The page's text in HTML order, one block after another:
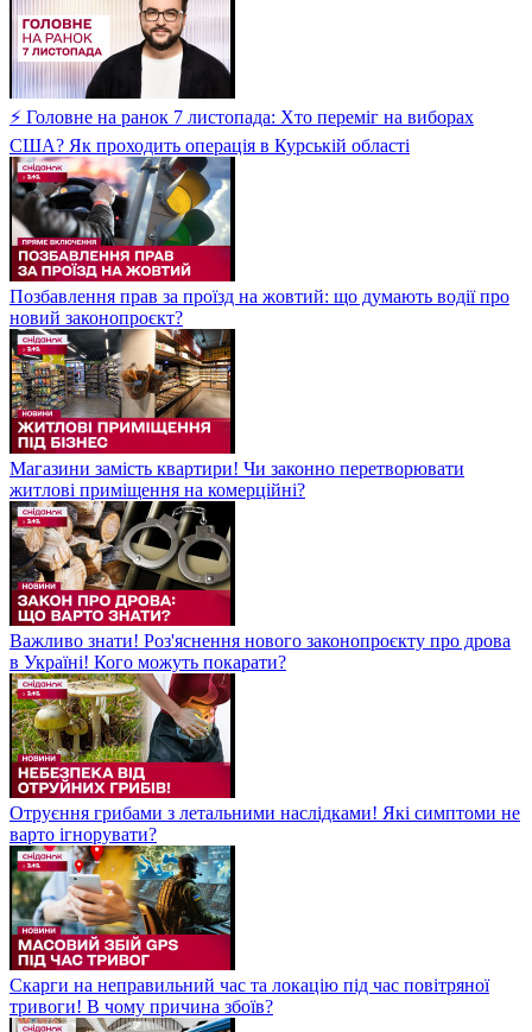
⚡ Головне на ранок 7 листопада: Хто переміг на виборах
США? Як проходить операція в Курській області
Позбавлення прав за проїзд на жовтий: що думають водії про
новий законопроєкт?
Магазини замість квартири! Чи законно перетворювати
житлові приміщення на комерційні?
Важливо знати! Роз'яснення нового законопроєкту про дрова
в Україні! Кого можуть покарати?
Отруєння грибами з летальними наслідками! Які симптоми не
варто ігнорувати?
Скарги на неправильний час та локацію під час повітряної
тривоги! В чому причина збоїв?